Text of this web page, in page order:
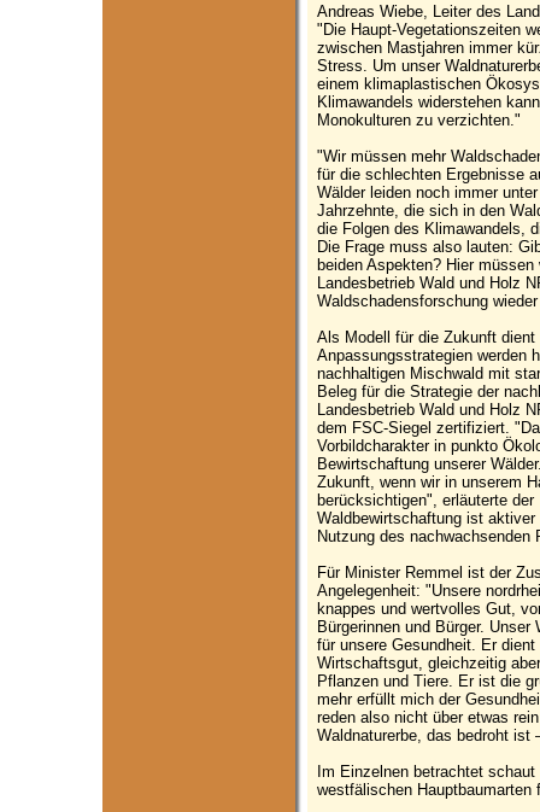
Andreas Wiebe, Leiter des
"Die Haupt-Vegetationszeiten
zwischen Mastjahren immer
Stress. Um unser
einem klimaplastischen
Klimawandels widerstehen
Monokulturen zu verzichten."
"Wir müssen mehr
für die schlechten Ergebnisse
Wälder leiden noch immer
Jahrzehnte, die sich in den
die Folgen des Klimawandels,
Die Frage muss also lauten:
beiden Aspekten? Hier
Landesbetrieb Wald und Holz
Waldschadensforschung
Als Modell für die Zukunft dient
Anpassungsstrategien werden
nachhaltigen Mischwald mit
Beleg für die Strategie der
Landesbetrieb Wald und Holz
dem FSC-Siegel zertifiziert.
Vorbildcharakter in punkto
Bewirtschaftung unserer
Zukunft, wenn wir in unserem
berücksichtigen", erläuterte
Waldbewirtschaftung ist
Nutzung des nachwachsenden
Für Minister Remmel ist der
Angelegenheit: "Unsere
knappes und wertvolles Gut,
Bürgerinnen und Bürger.
für unsere Gesundheit. Er
Wirtschaftsgut, gleichzeitig
Pflanzen und Tiere. Er ist die
mehr erfüllt mich der
reden also nicht über etwas
Waldnaturerbe, das bedroht ist
Im Einzelnen betrachtet
westfälischen Hauptbaumarten